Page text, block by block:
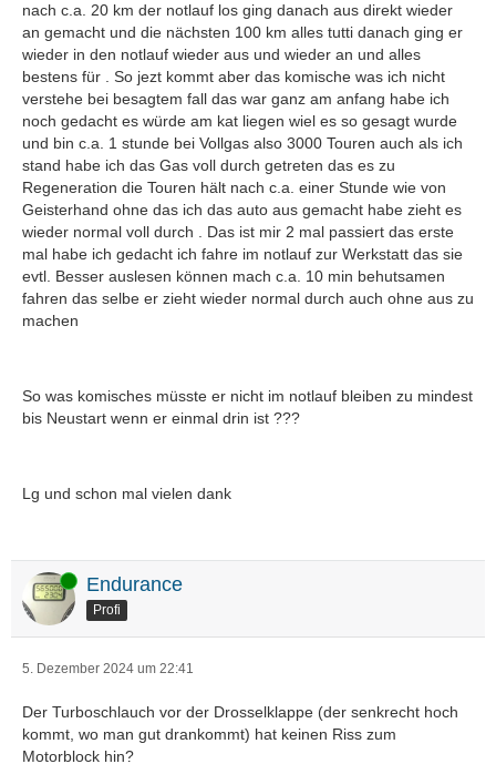
nach c.a. 20 km der notlauf los ging danach aus direkt wieder
an gemacht und die nächsten 100 km alles tutti danach ging er
wieder in den notlauf wieder aus und wieder an und alles
bestens für . So jezt kommt aber das komische was ich nicht
verstehe bei besagtem fall das war ganz am anfang habe ich
noch gedacht es würde am kat liegen wiel es so gesagt wurde
und bin c.a. 1 stunde bei Vollgas also 3000 Touren auch als ich
stand habe ich das Gas voll durch getreten das es zu
Regeneration die Touren hält nach c.a. einer Stunde wie von
Geisterhand ohne das ich das auto aus gemacht habe zieht es
wieder normal voll durch . Das ist mir 2 mal passiert das erste
mal habe ich gedacht ich fahre im notlauf zur Werkstatt das sie
evtl. Besser auslesen können mach c.a. 10 min behutsamen
fahren das selbe er zieht wieder normal durch auch ohne aus zu
machen
So was komisches müsste er nicht im notlauf bleiben zu mindest
bis Neustart wenn er einmal drin ist ???
Lg und schon mal vielen dank
Online Endurance
Profi
5. Dezember 2024 um 22:41
Der Turboschlauch vor der Drosselklappe (der senkrecht hoch
kommt, wo man gut drankommt) hat keinen Riss zum
Motorblock hin?